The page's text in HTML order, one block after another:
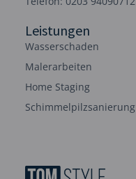
Leistungen
Wasserschaden
Malerarbeiten
Home Staging
Schimmelpilzsanierung